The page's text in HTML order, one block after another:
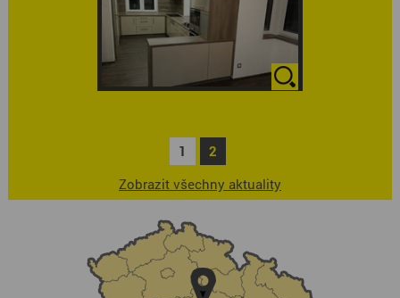
1
2
Zobrazit všechny aktuality